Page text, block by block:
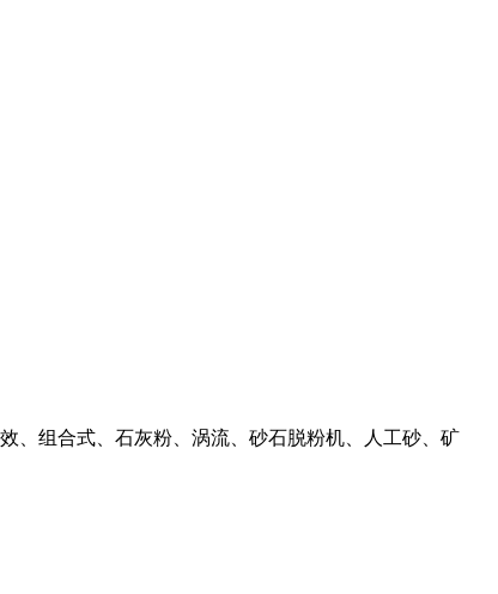
、组合式、石灰粉、涡流、砂石脱粉机、人工砂、矿